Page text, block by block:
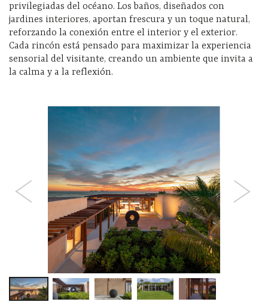
privilegiadas del océano. Los baños, diseñados con
jardines interiores, aportan frescura y un toque natural,
reforzando la conexión entre el interior y el exterior.
Cada rincón está pensado para maximizar la experiencia
sensorial del visitante, creando un ambiente que invita a
la calma y a la reflexión.